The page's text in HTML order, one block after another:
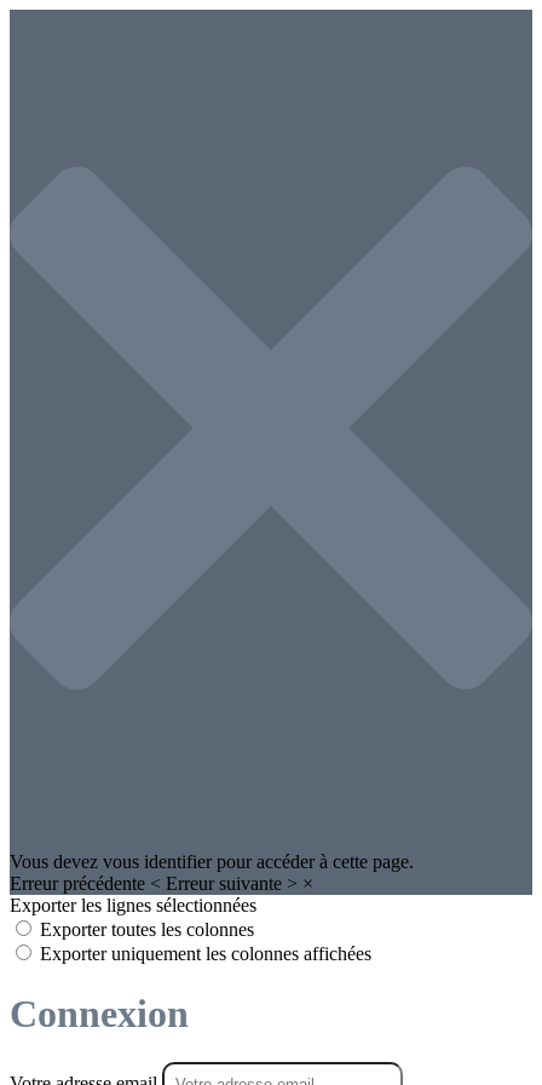
Vous devez vous identifier pour accéder à cette page.
Erreur précédente < Erreur suivante > ×
Exporter les lignes sélectionnées
Exporter toutes les colonnes
Exporter uniquement les colonnes affichées
Connexion